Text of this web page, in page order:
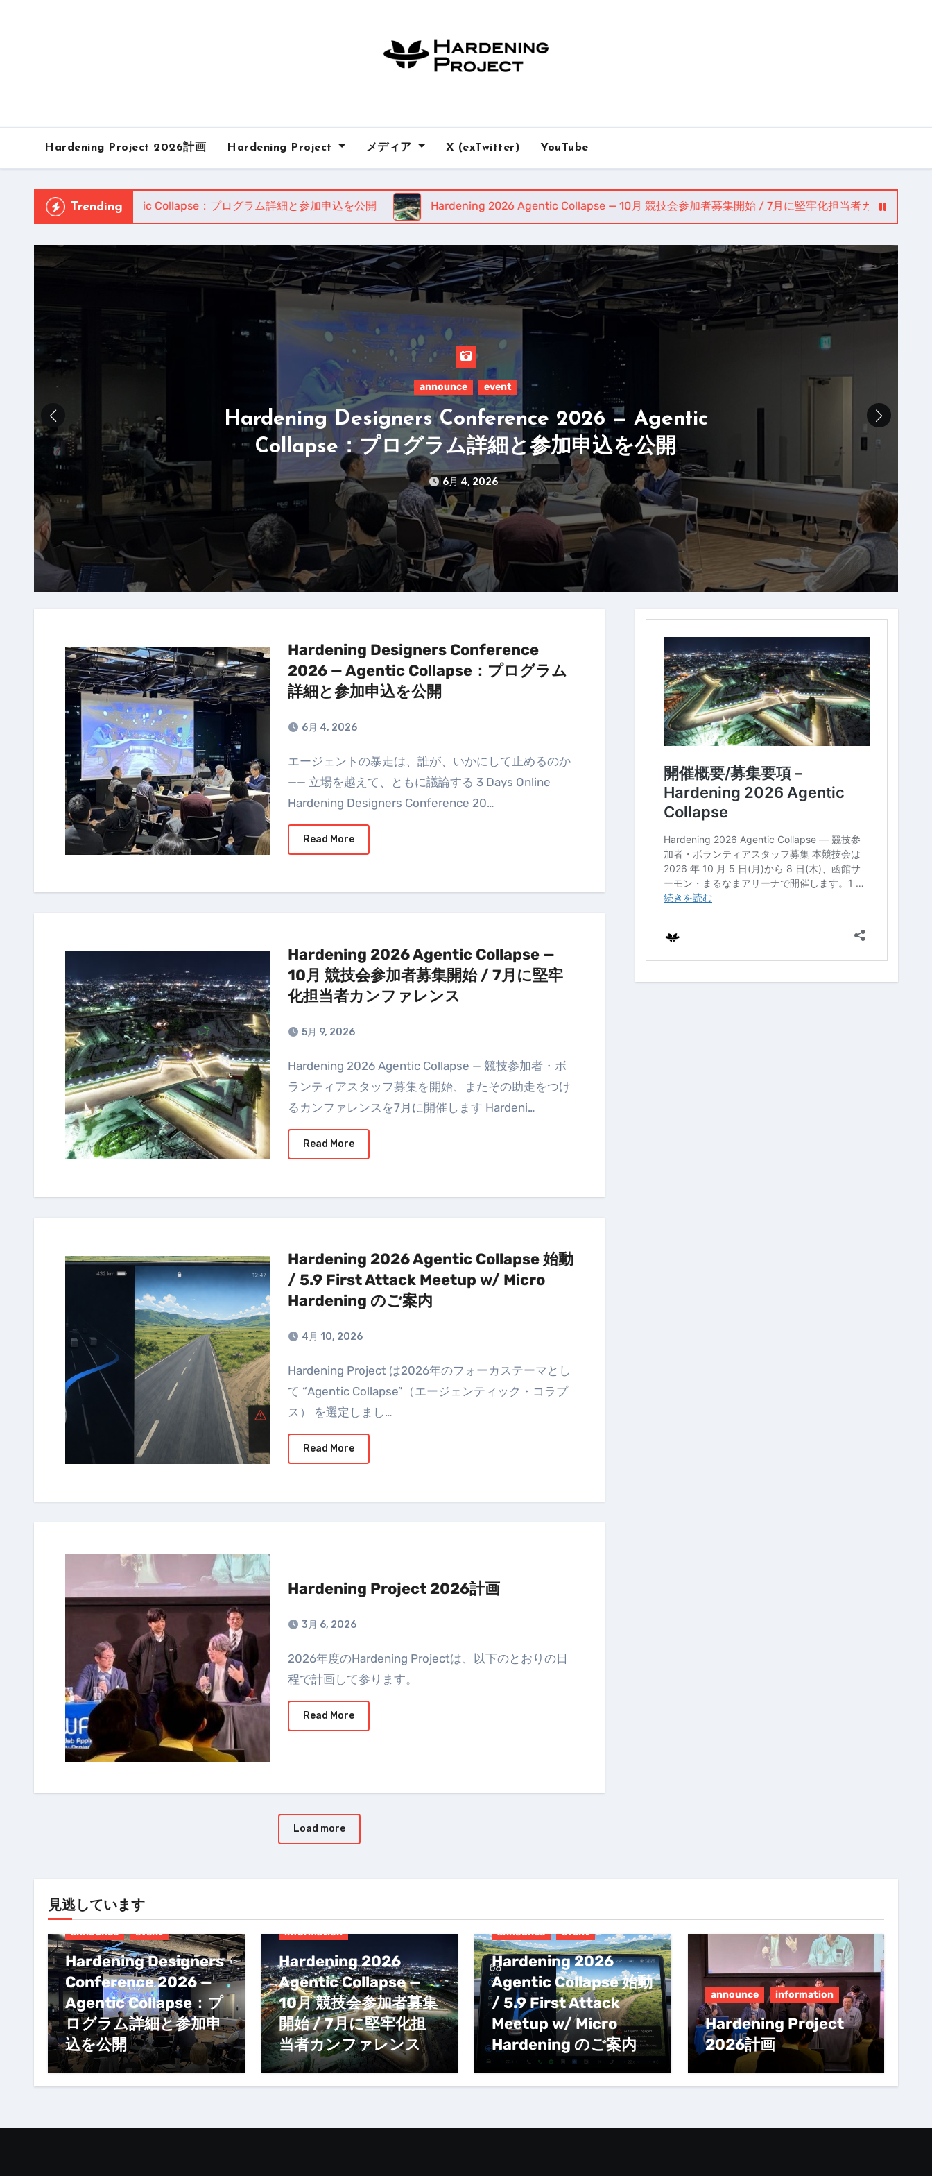
プ
Hardening Project 2026計画 Hardening Project メディア X (exTwitter) YouTube
Trending
2026 — Agentic Collapse：プログラム詳細と参加申込を公開 Hardening 2026 Agentic Collapse — 10月 競技会参加者募集開始 / 7月に堅牢化担当者カンファレンス
announce event
Hardening Designers Conference 2026 — Agentic
Collapse：プログラム詳細と参加申込を公開
6月 4, 2026
Hardening Designers Conference
2026 — Agentic Collapse：プログラム
詳細と参加申込を公開
6月 4, 2026
エージェントの暴走は、誰が、いかにして止めるのか
—— 立場を越えて、ともに議論する 3 Days Online
Hardening Designers Conference 20…
Read More
Hardening 2026 Agentic Collapse —
10月 競技会参加者募集開始 / 7月に堅牢
化担当者カンファレンス
5月 9, 2026
Hardening 2026 Agentic Collapse — 競技参加者・ボ
ランティアスタッフ募集を開始、またその助走をつけ
るカンファレンスを7月に開催します Hardeni…
Read More
Hardening 2026 Agentic Collapse 始動
/ 5.9 First Attack Meetup w/ Micro
Hardening のご案内
4月 10, 2026
Hardening Project は2026年のフォーカステーマとし
て “Agentic Collapse”（エージェンティック・コラプ
ス） を選定しまし…
Read More
Hardening Project 2026計画
3月 6, 2026
2026年度のHardening Projectは、以下のとおりの日
程で計画して参ります。
Read More
Load more
見逃しています
announce event
Hardening Designers
Conference 2026 —
Agentic Collapse：プ
ログラム詳細と参加申
込を公開
information
Hardening 2026
Agentic Collapse —
10月 競技会参加者募集
開始 / 7月に堅牢化担
当者カンファレンス
announce event
Hardening 2026
Agentic Collapse 始動
/ 5.9 First Attack
Meetup w/ Micro
Hardening のご案内
announce information
Hardening Project
2026計画